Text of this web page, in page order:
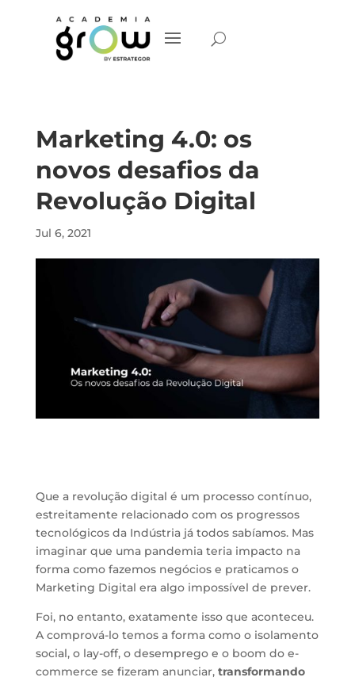
Marketing 4.0: os
novos desafios da
Revolução Digital
Jul 6, 2021
Que a revolução digital é um processo contínuo,
estreitamente relacionado com os progressos
tecnológicos da Indústria já todos sabíamos. Mas
imaginar que uma pandemia teria impacto na
forma como fazemos negócios e praticamos o
Marketing Digital era algo impossível de prever.
Foi, no entanto, exatamente isso que aconteceu.
A comprová-lo temos a forma como o isolamento
social, o lay-off, o desemprego e o boom do e-
commerce se fizeram anunciar, transformando